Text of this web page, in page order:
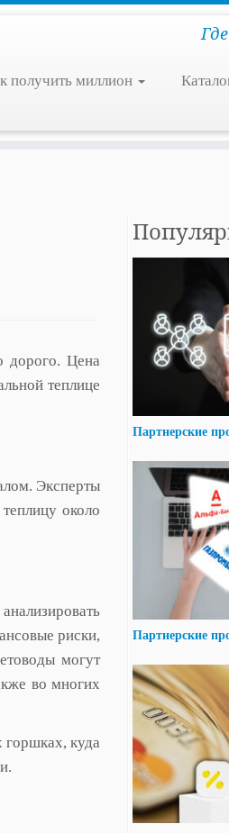
получить миллион
дорого. Цена
теплице
Эксперты
около
риски,
могут
во многих
горшках, куда
Партнерские
Партнерские